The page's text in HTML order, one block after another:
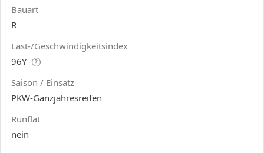
Bauart
R
Last-/Geschwindigkeitsindex
96Y
?
Saison / Einsatz
PKW-Ganzjahresreifen
Runflat
nein